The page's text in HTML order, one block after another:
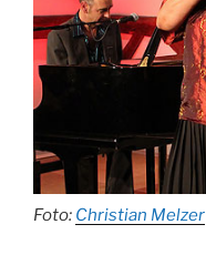
Foto: Christian Melzer